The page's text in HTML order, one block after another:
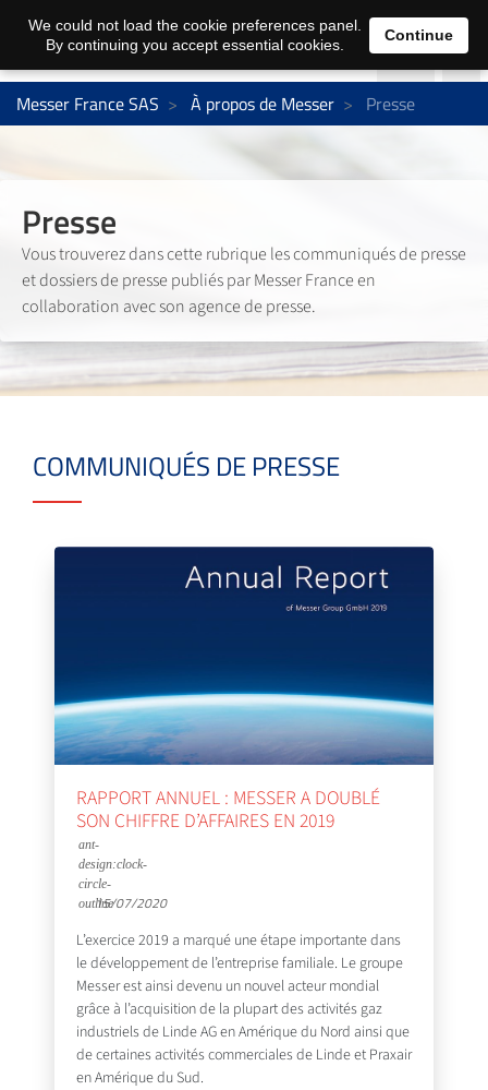
Messer France SAS À propos de Messer Presse
Presse
Vous trouverez dans cette rubrique les communiqués de presse
et dossiers de presse publiés par Messer France en
collaboration avec son agence de presse.
COMMUNIQUÉS DE PRESSE
RAPPORT ANNUEL : MESSER A DOUBLÉ
SON CHIFFRE D’AFFAIRES EN 2019
15/07/2020
L’exercice 2019 a marqué une étape importante dans
le développement de l’entreprise familiale. Le groupe
Messer est ainsi devenu un nouvel acteur mondial
grâce à l’acquisition de la plupart des activités gaz
industriels de Linde AG en Amérique du Nord ainsi que
de certaines activités commerciales de Linde et Praxair
en Amérique du Sud.
We could not load the cookie preferences panel.
By continuing you accept essential cookies.
Continue